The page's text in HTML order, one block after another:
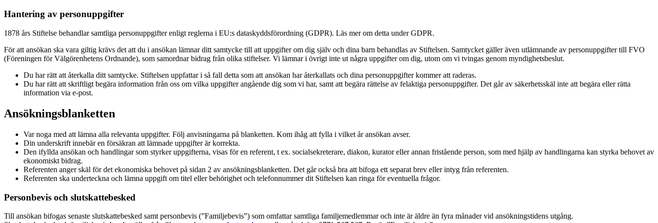
Hantering av personuppgifter
1878 års Stiftelse behandlar samtliga personuppgifter enligt reglerna i EU:s dataskyddsförordning (GDPR). Läs mer om detta under GDPR.
För att ansökan ska vara giltig krävs det att du i ansökan lämnar ditt samtycke till att uppgifter om dig själv och dina barn behandlas av Stiftelsen. Samtycket gäller även utlämnande av personuppgifter till FVO
(Föreningen för Välgörenhetens Ordnande), som samordnar bidrag från olika stiftelser. Vi lämnar i övrigt inte ut några uppgifter om dig, utom om vi tvingas genom myndighetsbeslut.
Du har rätt att återkalla ditt samtycke. Stiftelsen uppfattar i så fall detta som att ansökan har återkallats och dina personuppgifter kommer att raderas.
Du har rätt att skriftligt begära information från oss om vilka uppgifter angående dig som vi har, samt att begära rättelse av felaktiga personuppgifter. Det går av säkerhetsskäl inte att begära eller rätta
information via e-post.
Ansökningsblanketten
Var noga med att lämna alla relevanta uppgifter. Följ anvisningarna på blanketten. Kom ihåg att fylla i vilket år ansökan avser.
Din underskrift innebär en försäkran att lämnade uppgifter är korrekta.
Den ifyllda ansökan och handlingar som styrker uppgifterna, visas för en referent, t ex. socialsekreterare, diakon, kurator eller annan fristående person, som med hjälp av handlingarna kan styrka behovet av
ekonomiskt bidrag.
Referenten anger skäl för det ekonomiska behovet på sidan 2 av ansökningsblanketten. Det går också bra att bifoga ett separat brev eller intyg från referenten.
Referenten ska underteckna och lämna uppgift om titel eller behörighet och telefonnummer dit Stiftelsen kan ringa för eventuella frågor.
Personbevis och slutskattebesked
Till ansökan bifogas senaste slutskattebesked samt personbevis (”Familjebevis”) som omfattar samtliga familjemedlemmar och inte är äldre än fyra månader vid ansökningstidens utgång.